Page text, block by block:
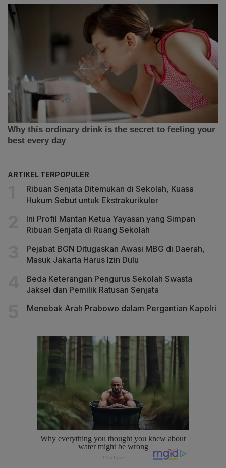
ARTIKEL TERPOPULER
Ribuan Senjata Ditemukan di Sekolah, Kuasa
Hukum Sebut untuk Ekstrakurikuler
Ini Profil Mantan Ketua Yayasan yang Simpan
Ribuan Senjata di Ruang Sekolah
Pejabat BGN Ditugaskan Awasi MBG di Daerah,
Masuk Jakarta Harus Izin Dulu
Beda Keterangan Pengurus Sekolah Swasta
Jaksel dan Pemilik Ratusan Senjata
Menebak Arah Prabowo dalam Pergantian Kapolri